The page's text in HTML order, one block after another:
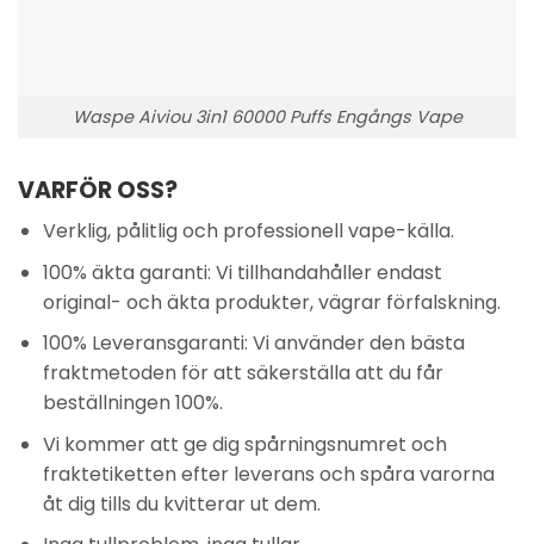
Waspe Aiviou 3in1 60000 Puffs Engångs Vape
VARFÖR OSS?
Verklig, pålitlig och professionell vape-källa.
100% äkta garanti: Vi tillhandahåller endast
original- och äkta produkter, vägrar förfalskning.
100% Leveransgaranti: Vi använder den bästa
fraktmetoden för att säkerställa att du får
beställningen 100%.
Vi kommer att ge dig spårningsnumret och
fraktetiketten efter leverans och spåra varorna
åt dig tills du kvitterar ut dem.